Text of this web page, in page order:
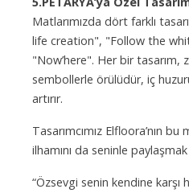
Matlarımızda dört farklı
life creation", "Follow the
"Now’here". Her bir tasarım,
sembollerle örülüdür, iç
artırır.
Tasarımcımız Elfloora’nın
ilhamını da seninle
“Özsevgi senin kendine